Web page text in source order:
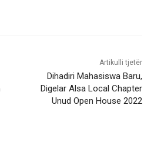
Artikulli tjetër
Dihadiri Mahasiswa Baru,
Digelar Alsa Local Chapter
Unud Open House 2022